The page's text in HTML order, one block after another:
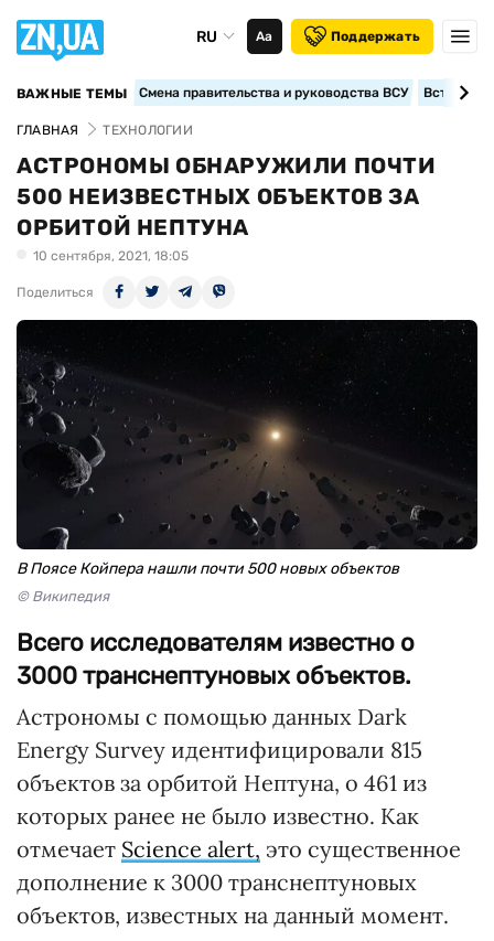
RU Аа Поддержать
ВАЖНЫЕ ТЕМЫ Смена правительства и руководства ВСУ
ГЛАВНАЯ ТЕХНОЛОГИИ
АСТРОНОМЫ ОБНАРУЖИЛИ ПОЧТИ
500 НЕИЗВЕСТНЫХ ОБЪЕКТОВ ЗА
ОРБИТОЙ НЕПТУНА
10 сентября, 2021, 18:05
Поделиться
В Поясе Койпера нашли почти 500 новых объектов
© Википедия
Всего исследователям известно о
3000 транснептуновых объектов.
Астрономы с помощью данных Dark
Energy Survey идентифицировали 815
объектов за орбитой Нептуна, о 461 из
которых ранее не было известно. Как
отмечает Science alert, это существенное
дополнение к 3000 транснептуновых
объектов, известных на данный момент.